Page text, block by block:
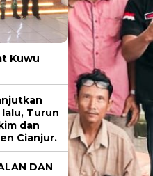
Kuwu
lalu, Turun
dan
Cianjur.
DAN